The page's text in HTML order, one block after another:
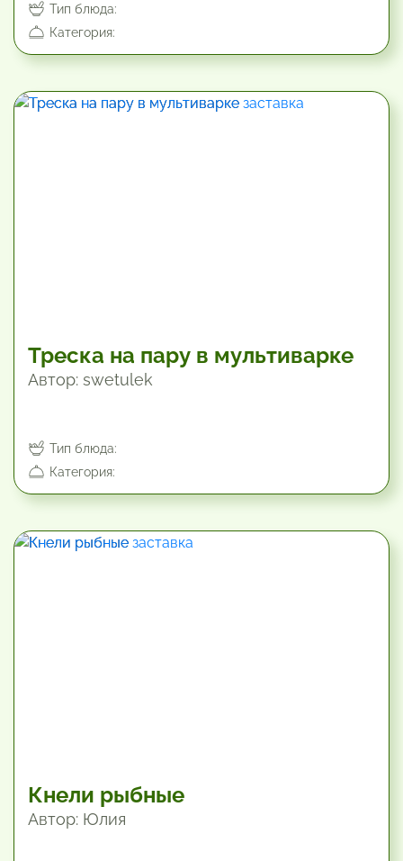
Тип блюда:
Категория:
Треска на пару в мультиварке
Автор: swetulek
Тип блюда:
Категория:
Кнели рыбные
Автор: Юлия